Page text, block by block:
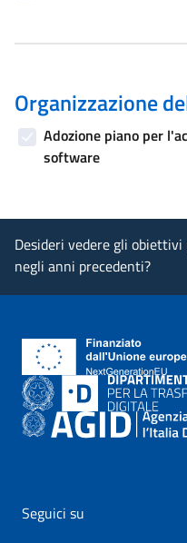
Organizzazione
Adozione piano per
software
Desideri vedere gli
negli anni precedenti?
Seguici su